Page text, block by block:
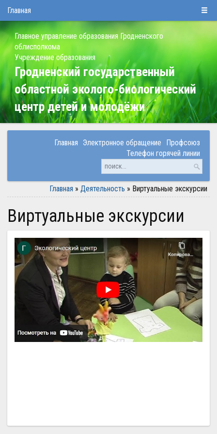
Суббота, 8 августа 2026
Главное управление образования Гродненского
облисполкома
Учреждение образования
Гродненский государственный
областной эколого-биологический
центр детей и молодёжи
Главная Электронное обращение
Профсоюз
Телефон горячей линии
Главная » Деятельность » Виртуальные экскурсии
Виртуальные экскурсии
Главная